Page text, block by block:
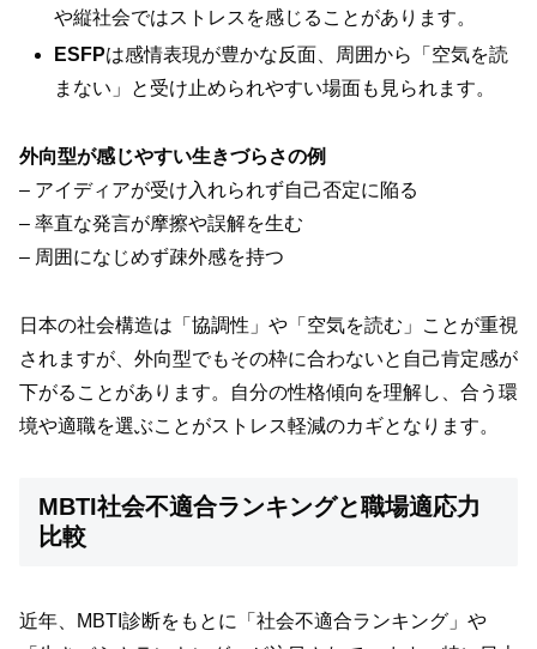
や縦社会ではストレスを感じることがあります。
ESFPは感情表現が豊かな反面、周囲から「空気を読
まない」と受け止められやすい場面も見られます。
外向型が感じやすい生きづらさの例
– アイディアが受け入れられず自己否定に陥る
– 率直な発言が摩擦や誤解を生む
– 周囲になじめず疎外感を持つ
日本の社会構造は「協調性」や「空気を読む」ことが重視
されますが、外向型でもその枠に合わないと自己肯定感が
下がることがあります。自分の性格傾向を理解し、合う環
境や適職を選ぶことがストレス軽減のカギとなります。
MBTI社会不適合ランキングと職場適応力
比較
近年、MBTI診断をもとに「社会不適合ランキング」や